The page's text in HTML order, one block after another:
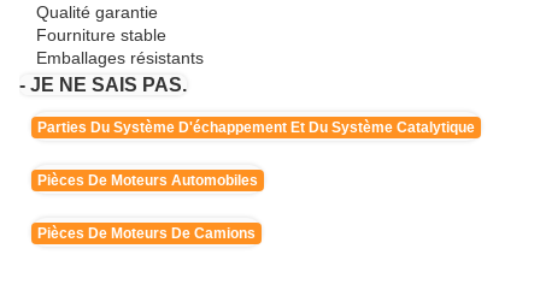
Qualité garantie
Fourniture stable
Emballages résistants
- JE NE SAIS PAS.
Parties Du Système D'échappement Et Du Système Catalytique
Pièces De Moteurs Automobiles
Pièces De Moteurs De Camions